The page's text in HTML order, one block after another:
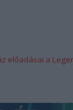
előadásai a